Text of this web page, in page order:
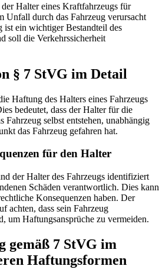
Halter eines Kraftfahrzeugs für
Unfall durch das Fahrzeug verursacht
ist ein wichtiger Bestandteil des
soll die Verkehrssicherheit
§ 7 StVG im Detail
Haftung des Halters eines Fahrzeugs
bedeutet, dass der Halter für die
Fahrzeug selbst entstehen, unabhängig
das Fahrzeug gefahren hat.
für den Halter
der Halter des Fahrzeugs identifiziert
Schäden verantwortlich. Dies kann
Konsequenzen haben. Der
achten, dass sein Fahrzeug
um Haftungsansprüche zu vermeiden.
gemäß 7 StVG im
Haftungsformen